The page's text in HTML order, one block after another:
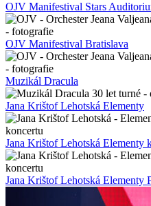
OJV Manifestival Stars
OJV Manifestival Bratislava
Muzikál Dracula
Jana Krištof Lehotská Elementy
Jana Krištof Lehotská Elementy
Jana Krištof Lehotská Elementy